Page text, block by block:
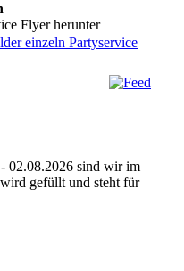
Flyer herunter
einzeln Partyservice
02.08.2026 sind wir im
gefüllt und steht für